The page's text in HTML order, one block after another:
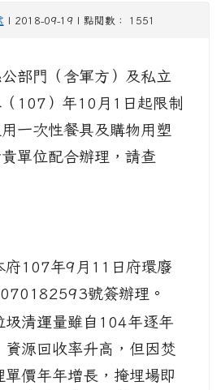
| 2018-09-19 | 點閱數： 1551
部門（含軍方）及私立
107）年10月1日起限制
一次性餐具及購物用塑
單位配合辦理，請查
府107年9月11日府環廢
號簽辦理。
圾清運量雖自104年逐年
資源回收率升高，但因焚
單價年年增長，掩埋場即